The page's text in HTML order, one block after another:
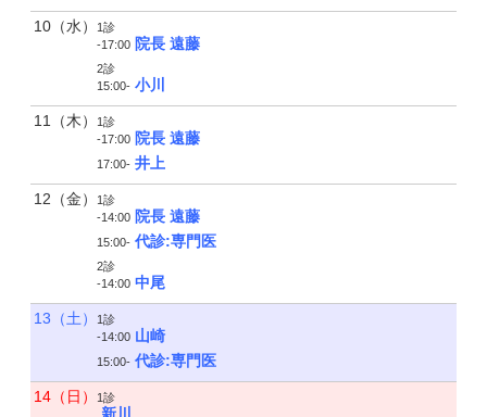
10（水）
1診
-17:00 院長 遠藤
2診
15:00- 小川
11（木）
1診
-17:00 院長 遠藤
17:00- 井上
12（金）
1診
-14:00 院長 遠藤
15:00- 代診:専門医
2診
-14:00 中尾
13（土）
1診
-14:00 山崎
15:00- 代診:専門医
14（日） 1診